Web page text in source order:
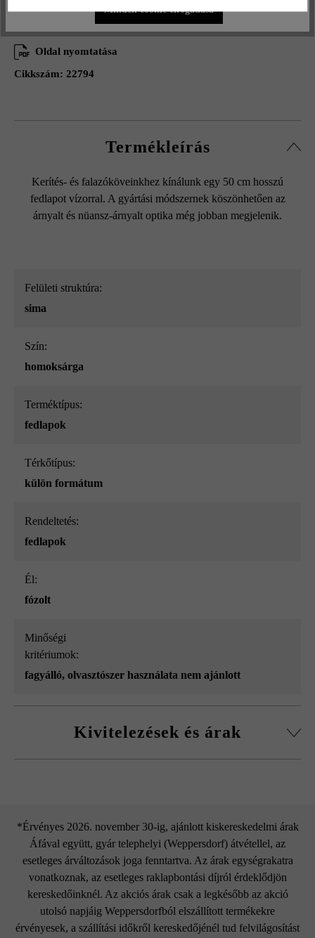
Hozzáadás a kívánságlistához
Oldal nyomtatása
Cikkszám: 22794
Termékleírás
Kerítés- és falazóköveinkhez kínálunk egy 50 cm hosszú
fedlapot vízorral. A gyártási módszernek köszönhetően az
árnyalt és nüansz-árnyalt optika még jobban megjelenik.
Felületi struktúra:
sima
Szín:
homoksárga
Terméktípus:
fedlapok
Térkőtípus:
külön formátum
Rendeltetés:
fedlapok
él:
fózolt
Minőségi
kritériumok:
fagyálló, olvasztószer használata nem ajánlott
Kivitelezések és árak
*Érvényes 2026. november 30-ig, ajánlott kiskereskedelmi árak
Áfával együtt, gyár telephelyi (Weppersdorf) átvétellel, az
esetleges árváltozások joga fenntartva. Az árak egységrakatra
vonatkoznak, az esetleges raklapbontási díjról érdeklődjön
kereskedőinknél. Az akciós árak csak a legkésőbb az akció
utolsó napjáig Weppersdorfból elszállított termékekre
érvényesek, a szállítási időkről kereskedőjénél tud felvilágosítást
Minden cookie elfogadása